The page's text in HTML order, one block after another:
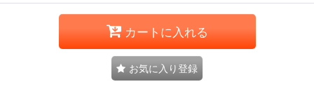
カートに入れる
お気に入り登録